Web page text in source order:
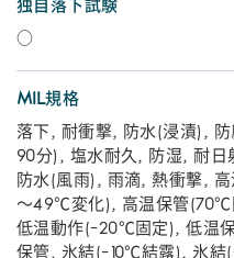
独自落下試験
○
MIL規格
落下, 耐衝撃, 防水(浸漬),
90分), 塩水耐久, 防湿, 耐
防水(風雨), 雨滴, 熱衝撃,
～49℃変化), 高温保管
低温動作(-20℃固定), 低温
保管, 氷結(-10℃結露), 氷結